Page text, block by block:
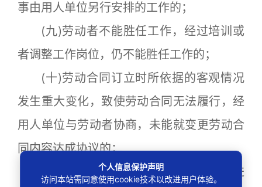
事由用人单位另行安排的工作的；
(九)劳动者不能胜任工作，经过培训或
者调整工作岗位，仍不能胜任工作的；
(十)劳动合同订立时所依据的客观情况
发生重大变化，致使劳动合同无法履行，经
用人单位与劳动者协商，未能就变更劳动合
同内容达成协议的；
(十一)用人单位依照企业破产法规定进
个人信息保护声明
访问本站需同意使用cookie技术以改进用户体验。